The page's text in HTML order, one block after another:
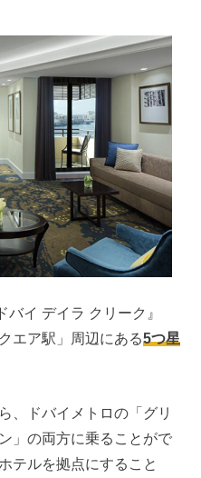
バイ デイラ クリーク』
エア駅」周辺にある5つ星
、ドバイメトロの「グリ
」の両方に乗ることがで
テルを拠点にすること